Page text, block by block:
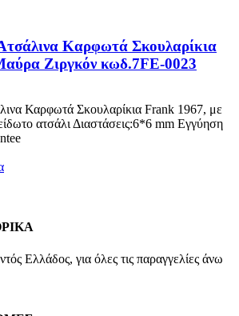
Καρφωτά Σκουλαρίκια
Ζιργκόν κωδ.7FE-0023
Καρφωτά Σκουλαρίκια Frank 1967, με
ατσάλι Διαστάσεις:6*6 mm Εγγύηση
Ελλάδος, για όλες τις παραγγελίες άνω